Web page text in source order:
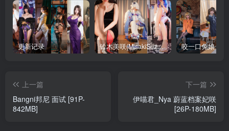
更新记录 铃木美咲(MisakiSuzuki) 合集下载 咬一口兔娘 合
上一篇
Bangni邦尼 面试 [91P-
842MB]
下一篇
伊喵君_Nya 蔚蓝档案妃咲
[26P-180MB]